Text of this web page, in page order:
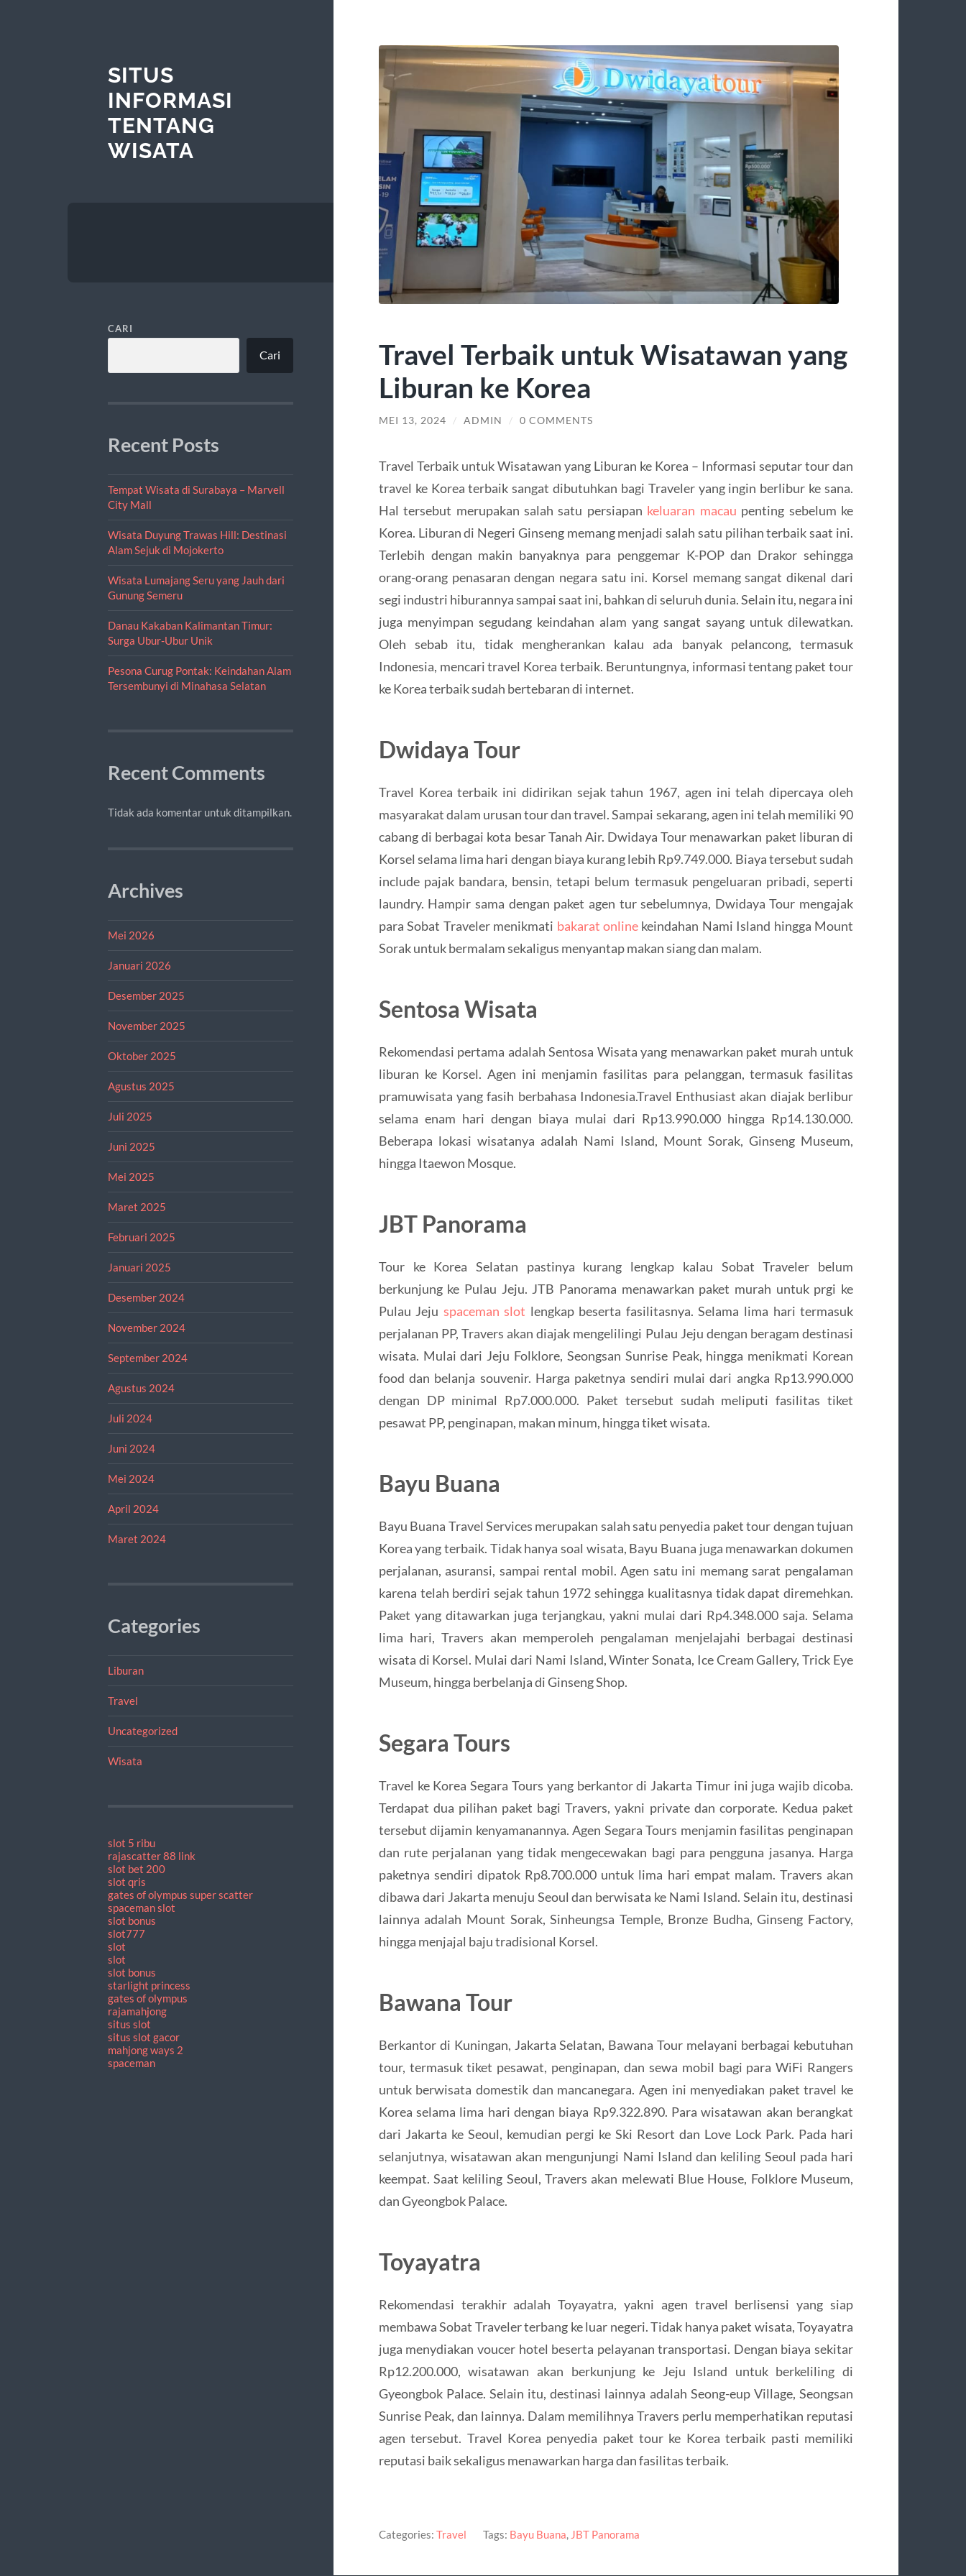
SITUS
INFORMASI
TENTANG
WISATA
CARI
Cari
Recent Posts
Tempat Wisata di Surabaya – Marvell
City Mall
Wisata Duyung Trawas Hill: Destinasi
Alam Sejuk di Mojokerto
Wisata Lumajang Seru yang Jauh dari
Gunung Semeru
Danau Kakaban Kalimantan Timur:
Surga Ubur-Ubur Unik
Pesona Curug Pontak: Keindahan Alam
Tersembunyi di Minahasa Selatan
Recent Comments
Tidak ada komentar untuk ditampilkan.
Archives
Mei 2026
Januari 2026
Desember 2025
November 2025
Oktober 2025
Agustus 2025
Juli 2025
Juni 2025
Mei 2025
Maret 2025
Februari 2025
Januari 2025
Desember 2024
November 2024
September 2024
Agustus 2024
Juli 2024
Juni 2024
Mei 2024
April 2024
Maret 2024
Categories
Liburan
Travel
Uncategorized
Wisata
slot 5 ribu
rajascatter 88 link
slot bet 200
slot qris
gates of olympus super scatter
spaceman slot
slot bonus
slot777
slot
slot
slot bonus
starlight princess
gates of olympus
rajamahjong
situs slot
situs slot gacor
mahjong ways 2
spaceman
Travel Terbaik untuk Wisatawan yang
Liburan ke Korea
MEI 13, 2024 / ADMIN / 0 COMMENTS
Travel Terbaik untuk Wisatawan yang Liburan ke Korea – Informasi seputar tour dan
travel ke Korea terbaik sangat dibutuhkan bagi Traveler yang ingin berlibur ke sana.
Hal tersebut merupakan salah satu persiapan keluaran macau penting sebelum ke
Korea. Liburan di Negeri Ginseng memang menjadi salah satu pilihan terbaik saat ini.
Terlebih dengan makin banyaknya para penggemar K-POP dan Drakor sehingga
orang-orang penasaran dengan negara satu ini. Korsel memang sangat dikenal dari
segi industri hiburannya sampai saat ini, bahkan di seluruh dunia. Selain itu, negara ini
juga menyimpan segudang keindahan alam yang sangat sayang untuk dilewatkan.
Oleh sebab itu, tidak mengherankan kalau ada banyak pelancong, termasuk
Indonesia, mencari travel Korea terbaik. Beruntungnya, informasi tentang paket tour
ke Korea terbaik sudah bertebaran di internet.
Dwidaya Tour
Travel Korea terbaik ini didirikan sejak tahun 1967, agen ini telah dipercaya oleh
masyarakat dalam urusan tour dan travel. Sampai sekarang, agen ini telah memiliki 90
cabang di berbagai kota besar Tanah Air. Dwidaya Tour menawarkan paket liburan di
Korsel selama lima hari dengan biaya kurang lebih Rp9.749.000. Biaya tersebut sudah
include pajak bandara, bensin, tetapi belum termasuk pengeluaran pribadi, seperti
laundry. Hampir sama dengan paket agen tur sebelumnya, Dwidaya Tour mengajak
para Sobat Traveler menikmati bakarat onlinekeindahan Nami Island hingga Mount
Sorak untuk bermalam sekaligus menyantap makan siang dan malam.
Sentosa Wisata
Rekomendasi pertama adalah Sentosa Wisata yang menawarkan paket murah untuk
liburan ke Korsel. Agen ini menjamin fasilitas para pelanggan, termasuk fasilitas
pramuwisata yang fasih berbahasa Indonesia.Travel Enthusiast akan diajak berlibur
selama enam hari dengan biaya mulai dari Rp13.990.000 hingga Rp14.130.000.
Beberapa lokasi wisatanya adalah Nami Island, Mount Sorak, Ginseng Museum,
hingga Itaewon Mosque.
JBT Panorama
Tour ke Korea Selatan pastinya kurang lengkap kalau Sobat Traveler belum
berkunjung ke Pulau Jeju. JTB Panorama menawarkan paket murah untuk prgi ke
Pulau Jeju spaceman slot lengkap beserta fasilitasnya. Selama lima hari termasuk
perjalanan PP, Travers akan diajak mengelilingi Pulau Jeju dengan beragam destinasi
wisata. Mulai dari Jeju Folklore, Seongsan Sunrise Peak, hingga menikmati Korean
food dan belanja souvenir. Harga paketnya sendiri mulai dari angka Rp13.990.000
dengan DP minimal Rp7.000.000. Paket tersebut sudah meliputi fasilitas tiket
pesawat PP, penginapan, makan minum, hingga tiket wisata.
Bayu Buana
Bayu Buana Travel Services merupakan salah satu penyedia paket tour dengan tujuan
Korea yang terbaik. Tidak hanya soal wisata, Bayu Buana juga menawarkan dokumen
perjalanan, asuransi, sampai rental mobil. Agen satu ini memang sarat pengalaman
karena telah berdiri sejak tahun 1972 sehingga kualitasnya tidak dapat diremehkan.
Paket yang ditawarkan juga terjangkau, yakni mulai dari Rp4.348.000 saja. Selama
lima hari, Travers akan memperoleh pengalaman menjelajahi berbagai destinasi
wisata di Korsel. Mulai dari Nami Island, Winter Sonata, Ice Cream Gallery, Trick Eye
Museum, hingga berbelanja di Ginseng Shop.
Segara Tours
Travel ke Korea Segara Tours yang berkantor di Jakarta Timur ini juga wajib dicoba.
Terdapat dua pilihan paket bagi Travers, yakni private dan corporate. Kedua paket
tersebut dijamin kenyamanannya. Agen Segara Tours menjamin fasilitas penginapan
dan rute perjalanan yang tidak mengecewakan bagi para pengguna jasanya. Harga
paketnya sendiri dipatok Rp8.700.000 untuk lima hari empat malam. Travers akan
dibawa dari Jakarta menuju Seoul dan berwisata ke Nami Island. Selain itu, destinasi
lainnya adalah Mount Sorak, Sinheungsa Temple, Bronze Budha, Ginseng Factory,
hingga menjajal baju tradisional Korsel.
Bawana Tour
Berkantor di Kuningan, Jakarta Selatan, Bawana Tour melayani berbagai kebutuhan
tour, termasuk tiket pesawat, penginapan, dan sewa mobil bagi para WiFi Rangers
untuk berwisata domestik dan mancanegara. Agen ini menyediakan paket travel ke
Korea selama lima hari dengan biaya Rp9.322.890. Para wisatawan akan berangkat
dari Jakarta ke Seoul, kemudian pergi ke Ski Resort dan Love Lock Park. Pada hari
selanjutnya, wisatawan akan mengunjungi Nami Island dan keliling Seoul pada hari
keempat. Saat keliling Seoul, Travers akan melewati Blue House, Folklore Museum,
dan Gyeongbok Palace.
Toyayatra
Rekomendasi terakhir adalah Toyayatra, yakni agen travel berlisensi yang siap
membawa Sobat Traveler terbang ke luar negeri. Tidak hanya paket wisata, Toyayatra
juga menydiakan voucer hotel beserta pelayanan transportasi. Dengan biaya sekitar
Rp12.200.000, wisatawan akan berkunjung ke Jeju Island untuk berkeliling di
Gyeongbok Palace. Selain itu, destinasi lainnya adalah Seong-eup Village, Seongsan
Sunrise Peak, dan lainnya. Dalam memilihnya Travers perlu memperhatikan reputasi
agen tersebut. Travel Korea penyedia paket tour ke Korea terbaik pasti memiliki
reputasi baik sekaligus menawarkan harga dan fasilitas terbaik.
Categories: Travel Tags: Bayu Buana, JBT Panorama